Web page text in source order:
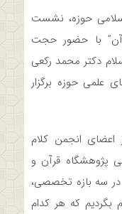
حوزه، نشست
با حضور حجت
دکتر محمد رکعی
علمی حوزه برگزار
انجمن کلام
پژوهشگاه قرآن و
سه بازه تخصصی،
بگردیم که هر کدام